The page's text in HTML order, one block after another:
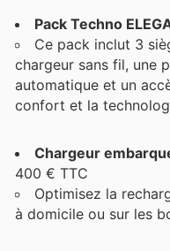
Pack Techno
Ce pack inclut 3
chargeur sans fil, une
automatique et un
confort et la
Chargeur
400 € TTC
Optimisez la
à domicile ou sur les